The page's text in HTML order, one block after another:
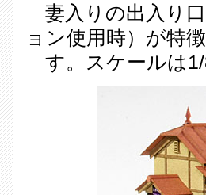
妻入りの出入り
ョン使用時）が特
す。スケールは